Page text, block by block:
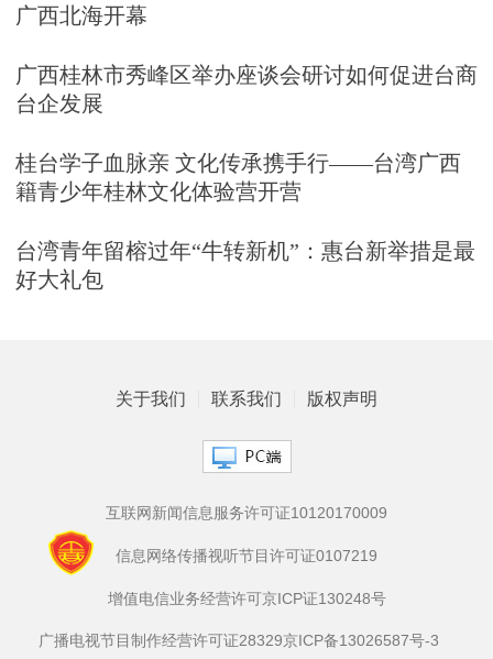
广西北海开幕
广西桂林市秀峰区举办座谈会研讨如何促进台商
台企发展
桂台学子血脉亲 文化传承携手行——台湾广西
籍青少年桂林文化体验营开营
台湾青年留榕过年“牛转新机”：惠台新举措是最
好大礼包
关于我们 联系我们 版权声明
互联网新闻信息服务许可证10120170009
信息网络传播视听节目许可证0107219
增值电信业务经营许可京ICP证130248号
广播电视节目制作经营许可证28329京ICP备13026587号-3